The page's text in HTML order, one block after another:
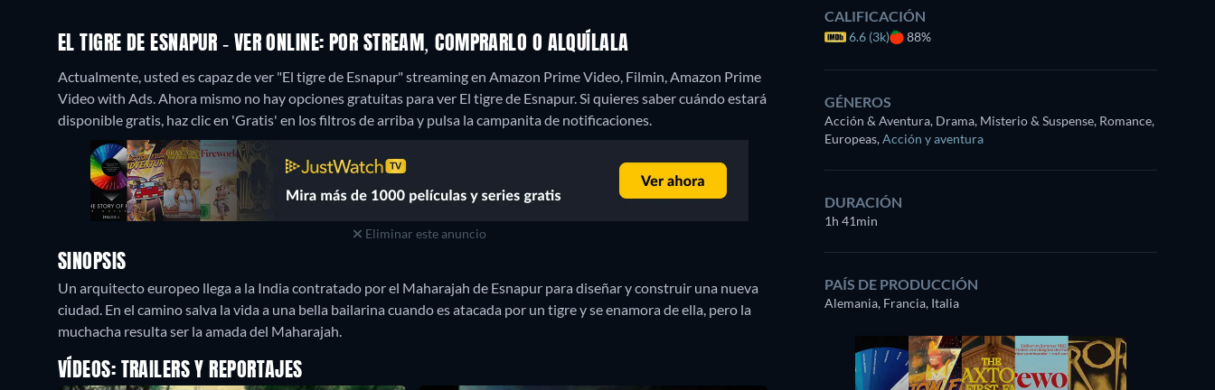
EL TIGRE DE ESNAPUR - VER ONLINE: POR STREAM, COMPRARLO O ALQUÍLALA
Actualmente, usted es capaz de ver "El tigre de Esnapur" streaming en Amazon Prime Video, Filmin, Amazon Prime
Video with Ads.Ahora mismo no hay opciones gratuitas para ver El tigre de Esnapur. Si quieres saber cuándo estará
disponible gratis, haz clic en 'Gratis' en los filtros de arriba y pulsa la campanita de notificaciones.
Eliminar este anuncio
SINOPSIS
Un arquitecto europeo llega a la India contratado por el Maharajah de Esnapur para diseñar y construir una nueva
ciudad. En el camino salva la vida a una bella bailarina cuando es atacada por un tigre y se enamora de ella, pero la
muchacha resulta ser la amada del Maharajah.
VÍDEOS: TRAILERS Y REPORTAJES
CALIFICACIÓN
6.6 (3k) 88%
GÉNEROS
Acción & Aventura, Drama, Misterio & Suspense, Romance,
Europeas,Acción y aventura
DURACIÓN
1h 41min
PAÍS DE PRODUCCIÓN
Alemania, Francia, Italia